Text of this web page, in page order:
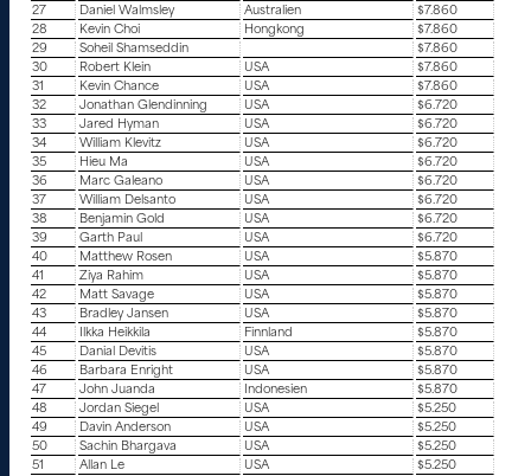
27
Daniel Walmsley Australien
$7.860
28
Kevin Choi Hongkong
$7.860
29
Soheil Shamseddin
$7.860
30
Robert Klein USA
$7.860
31
Kevin Chance USA
$7.860
32
Jonathan Glendinning USA
$6.720
33
Jared Hyman USA
$6.720
34
William Klevitz USA
$6.720
35
Hieu Ma USA
$6.720
36
Marc Galeano USA
$6.720
37
William Delsanto USA
$6.720
38
Benjamin Gold USA
$6.720
39
Garth Paul USA
$6.720
40
Matthew Rosen USA
$5.870
41
Ziya Rahim USA
$5.870
42
Matt Savage USA
$5.870
43
Bradley Jansen USA
$5.870
44
Ilkka Heikkila Finnland
$5.870
45
Danial Devitis USA
$5.870
46
Barbara Enright USA
$5.870
47
John Juanda Indonesien
$5.870
48
Jordan Siegel USA
$5.250
49
Davin Anderson USA
$5.250
50
Sachin Bhargava USA
$5.250
51
Allan Le USA
$5.250